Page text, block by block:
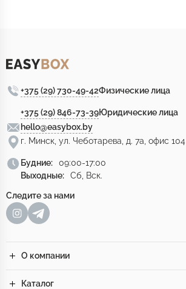
+375 (29) 730-49-42Физические лица
+375 (29) 846-73-39Юридические лица
hello@easybox.by
г. Минск, ул. Чеботарева, д. 7а, офис 104
Будние:
09:00-17:00
Выходные:
Сб, Вск.
Следите за нами
О компании
Каталог